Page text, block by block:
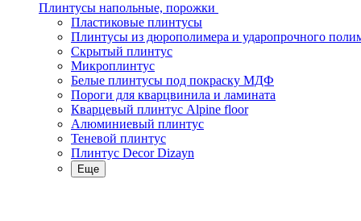
Плинтусы напольные, порожки
Пластиковые плинтусы
Плинтусы из дюрополимера и ударопрочного
Скрытый плинтус
Микроплинтус
Белые плинтусы под покраску МДФ
Пороги для кварцвинила и ламината
Кварцевый плинтус Alpine floor
Алюминиевый плинтус
Теневой плинтус
Плинтус Decor Dizayn
Еще